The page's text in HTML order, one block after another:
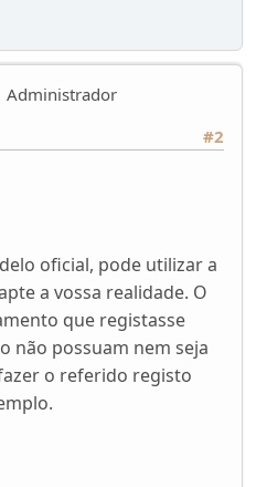
Administrador
#2
oficial, pode utilizar a
a vossa realidade. O
que registasse
não possuam nem seja
o referido registo